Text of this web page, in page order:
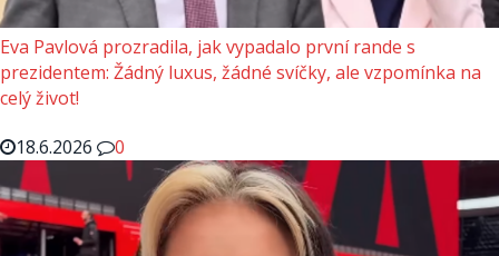
Eva Pavlová prozradila, jak vypadalo první rande s
prezidentem: Žádný luxus, žádné svíčky, ale vzpomínka na
celý život!
18.6.2026
0